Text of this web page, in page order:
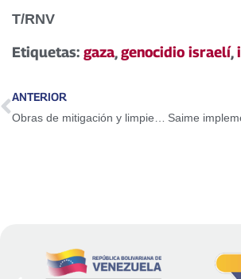
T/RNV
Etiquetas: gaza,genocidio israelí,
ANTERIOR